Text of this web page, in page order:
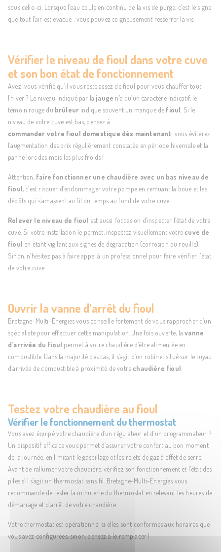
sous celle-ci. Lorsque l’eau coule en continu de la vis de purge, c’est le signe
que tout l’air est évacué : vous pouvez soigneusement resserrer la vis.
Vérifier le niveau de fioul dans votre cuve
et son bon état de fonctionnement
Avez-vous vérifié qu’il vous reste assez de fioul pour vous chauffer tout
l’hiver ? Le niveau indiqué par la jauge n’a qu’un caractère indicatif, le
témoin rouge du brûleur indique souvent un manque de fioul . Si le
niveau de votre cuve est bas, pensez à
commander votre fioul domestique dès maintenant: vous éviterez
l’augmentation des prix régulièrement constatée en période hivernale et la
panne lors des mois les plus froids !
Attention, faire fonctionner une chaudière avec un bas niveau de
fioul, c’est risquer d’endommager votre pompe en remuant la boue et les
dépôts qui s’amassent au fil du temps au fond de votre cuve.
Relever le niveau de fioul est aussi l’occasion d’inspecter l’état de votre
cuve. Si votre installation le permet, inspectez visuellement votre cuve de
fioul en étant vigilant aux signes de dégradation (corrosion ou rouille).
Sinon, n’hésitez pas à faire appel à un professionnel pour faire vérifier l’état
de votre cuve.
Ouvrir la vanne d’arrêt du fioul
Bretagne-Multi-Énergies vous conseille fortement de vous rapprocher d’un
spécialiste pour effectuer cette manipulation. Une fois ouverte, la vanne
d’arrivée du fioul permet à votre chaudière d’être alimentée en
combustible. Dans la majorité des cas, il s’agit d’un robinet situé sur le tuyau
d’arrivée de combustible à proximité de votre chaudière fioul
Testez votre chaudière au fioul
Vérifier le fonctionnement du thermostat
Vous avez équipé votre chaudière d’un régulateur et d’un programmateur ?
Un dispositif efficace vous permet d’assurer votre confort au bon moment
de la journée, en limitant le gaspillage et les rejets de gaz à effet de serre.
Avant de rallumer votre chaudière, vérifiez son fonctionnement et l’état des
piles s’il s’agit un thermostat sans fil. Bretagne-Multi-Énergies vous
recommande de tester la minuterie du thermostat en relevant les heures de
démarrage et d’arrêt de votre chaudière.
Votre thermostat est opérationnel si elles sont conformes aux horaires que
vous avez configurées, sinon, pensez à le remplacer !